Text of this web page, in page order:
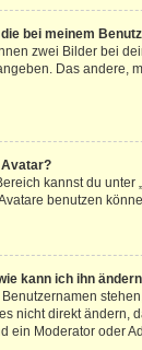
bei meinem
zwei Bilder bei
Das andere,
Avatar?
kannst du
benutzen
kann ich ihn
nicht direkt ändern,
ein Moderator oder